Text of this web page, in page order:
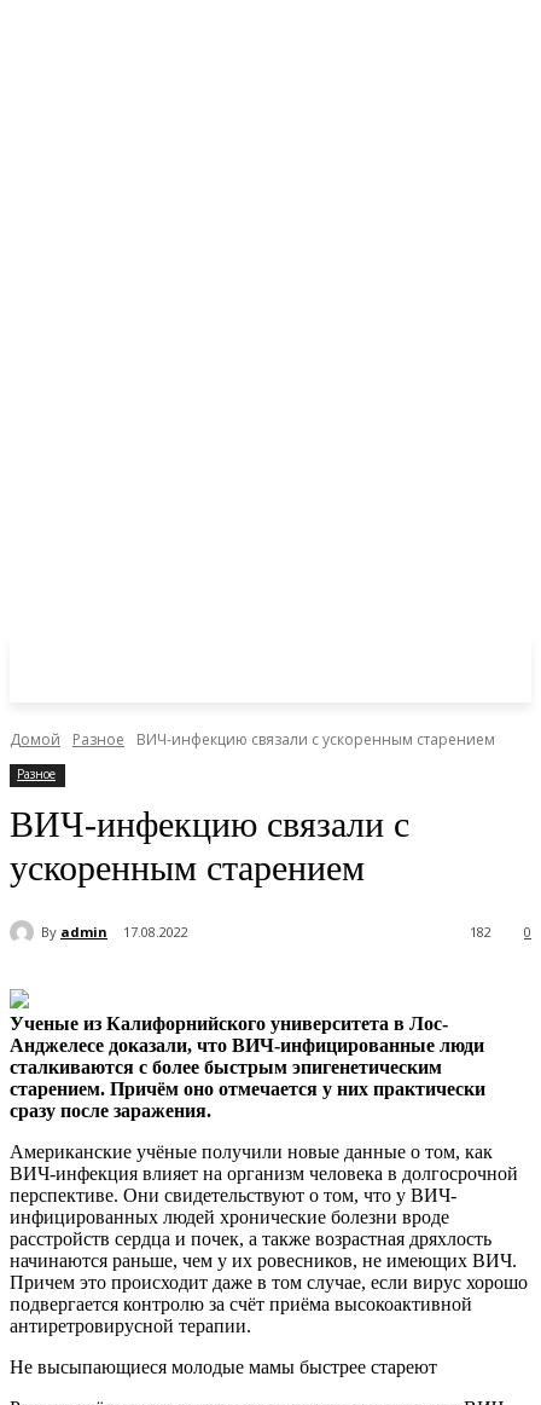
Домой Разное ВИЧ-инфекцию связали с ускоренным старением
Разное
ВИЧ-инфекцию связали с
ускоренным старением
By admin 17.08.2022 0
182
Ученые из Калифорнийского университета в Лос-
Анджелесе доказали, что ВИЧ-инфицированные люди
сталкиваются с более быстрым эпигенетическим
старением. Причём оно отмечается у них практически
сразу после заражения.
Американские учёные получили новые данные о том, как
ВИЧ-инфекция влияет на организм человека в долгосрочной
перспективе. Они свидетельствуют о том, что у ВИЧ-
инфицированных людей хронические болезни вроде
расстройств сердца и почек, а также возрастная дряхлость
начинаются раньше, чем у их ровесников, не имеющих ВИЧ.
Причем это происходит даже в том случае, если вирус хорошо
подвергается контролю за счёт приёма высокоактивной
антиретровирусной терапии.
Не высыпающиеся молодые мамы быстрее стареют